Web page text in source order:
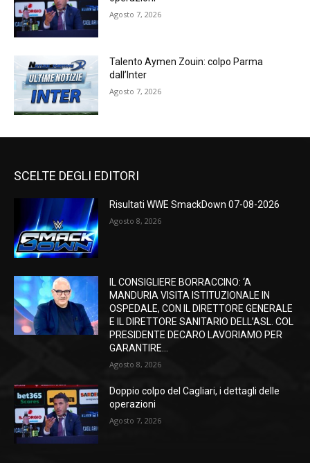
Agosto 7, 2026
Talento Aymen Zouin: colpo Parma
dall’Inter
Agosto 7, 2026
SCELTE DEGLI EDITORI
Risultati WWE SmackDown 07-08-2026
Agosto 8, 2026
IL CONSIGLIERE BORRACCINO: ‘A
MANDURIA VISITA ISTITUZIONALE IN
OSPEDALE, CON IL DIRETTORE GENERALE
E IL DIRETTORE SANITARIO DELL’ASL. COL
PRESIDENTE DECARO LAVORIAMO PER
GARANTIRE...
Agosto 8, 2026
Doppio colpo del Cagliari, i dettagli delle
operazioni
Agosto 7, 2026